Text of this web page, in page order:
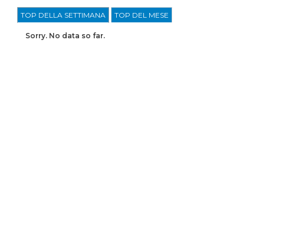
TOP DELLA SETTIMANA TOP DEL MESE
Sorry. No data so far.